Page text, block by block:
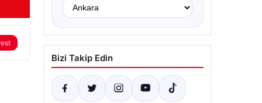
Bizi Takip Edin